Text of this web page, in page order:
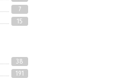
7
15
38
191